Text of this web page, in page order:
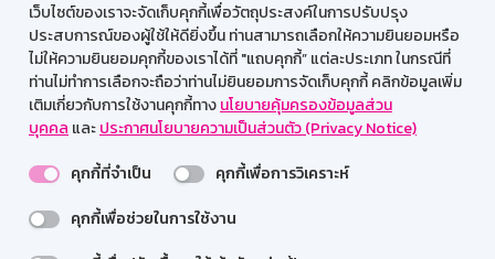
เว็บไซต์ของเราจะจัดเก็บคุกกี้เพื่อวัตถุประสงค์ในการปรับปรุง
ประสบการณ์ของผู้ใช้ให้ดียิ่งขึ้น ท่านสามารถเลือกให้ความยินยอมหรือ
ไม่ให้ความยินยอมคุกกี้ของเราได้ที่ "แถบคุกกี้” แต่ละประเภท ในกรณีที่
ท่านไม่ทำการเลือกจะถือว่าท่านไม่ยินยอมการจัดเก็บคุกกี้ คลิกข้อมูลเพิ่ม
เติมเกี่ยวกับการใช้งานคุกกี้ทางนโยบายคุ้มครองข้อมูลส่วน
บุคคล และประกาศนโยบายความเป็นส่วนตัว (Privacy Notice)
คุกกี้ที่จำเป็น
คุกกี้เพื่อการวิเคราะห์
คุกกี้เพื่อช่วยในการใช้งาน
สำหรับพนักงาน
Web HR
GSB Wisdom
M-Search
เข้าสู่ระบบเน็ตเมล
รองรับการใช้งานได้ดีบนเว็บบราวเซอร์